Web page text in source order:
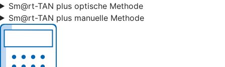
Sm@rt-TAN plus optische Methode
Sm@rt-TAN plus manuelle Methode